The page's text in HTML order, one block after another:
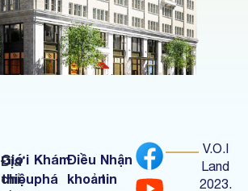
Địa
chỉ:
Giới
thiệu
Khám
phá
Điều
khoản
Nhận
tin
V.O.I
Land
2023.